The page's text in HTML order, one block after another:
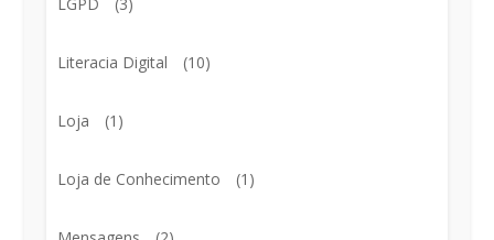
Literacia Digital (10)
Loja (1)
Loja de Conhecimento (1)